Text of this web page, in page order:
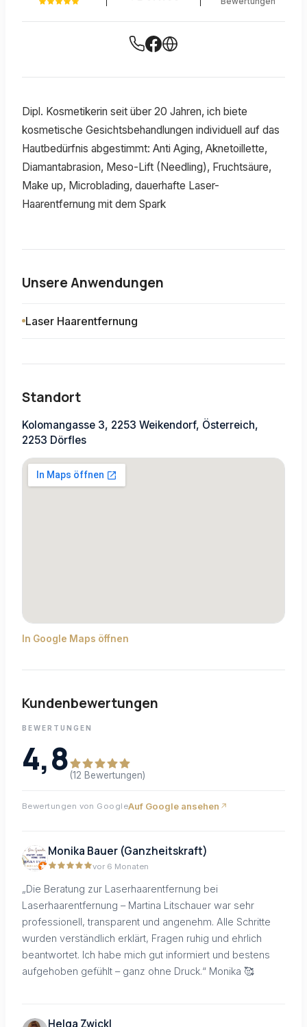
Dipl. Kosmetikerin seit über 20 Jahren, ich biete
kosmetische Gesichtsbehandlungen individuell auf das
Hautbedürfnis abgestimmt: Anti Aging, Aknetoillette,
Diamantabrasion, Meso-Lift (Needling), Fruchtsäure,
Make up, Microblading, dauerhafte Laser-
Haarentfernung mit dem Spark
Unsere Anwendungen
Laser Haarentfernung
Standort
Kolomangasse 3, 2253 Weikendorf, Österreich,
2253 Dörfles
In Google Maps öffnen
Kundenbewertungen
BEWERTUNGEN
4,8 (12 Bewertungen)
Bewertungen von GoogleAuf Google ansehen
Monika Bauer (Ganzheitskraft)
vor 6 Monaten
„Die Beratung zur Laserhaarentfernung bei
Laserhaarentfernung – Martina Litschauer war sehr
professionell, transparent und angenehm. Alle Schritte
wurden verständlich erklärt, Fragen ruhig und ehrlich
beantwortet. Ich habe mich gut informiert und bestens
aufgehoben gefühlt – ganz ohne Druck.“ Monika 🥰
Helga Zwickl